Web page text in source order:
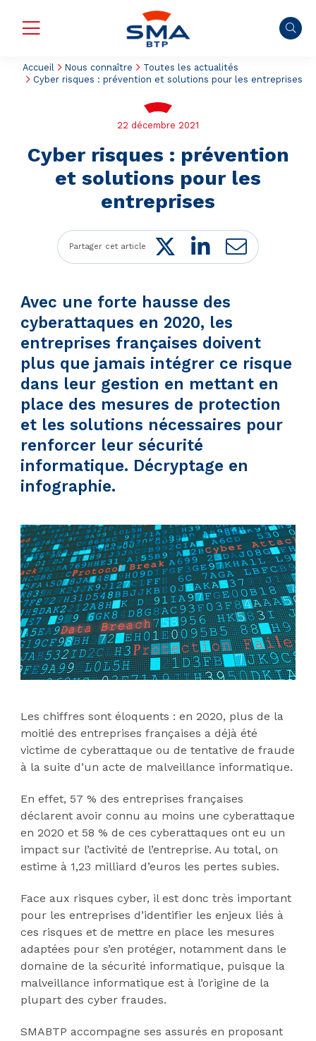
Accueil Nous connaître
Toutes les actualités
Cyber risques : prévention et solutions pour les entreprises
22 décembre 2021
Cyber risques : prévention
et solutions pour les
entreprises
Partager cet article Twitter
LinkedIn
Mail
Avec une forte hausse des
cyberattaques en 2020, les
entreprises françaises doivent
plus que jamais intégrer ce risque
dans leur gestion en mettant en
place des mesures de protection
et les solutions nécessaires pour
renforcer leur sécurité
informatique. Décryptage en
infographie.
Les chiffres sont éloquents : en 2020, plus de la
moitié des entreprises françaises a déjà été
victime de cyberattaque ou de tentative de fraude
à la suite d’un acte de malveillance informatique.
En effet, 57 % des entreprises françaises
déclarent avoir connu au moins une cyberattaque
en 2020 et 58 % de ces cyberattaques ont eu un
impact sur l’activité de l’entreprise. Au total, on
estime à 1,23 milliard d’euros les pertes subies.
Face aux risques cyber, il est donc très important
pour les entreprises d’identifier les enjeux liés à
ces risques et de mettre en place les mesures
adaptées pour s’en protéger, notamment dans le
domaine de la sécurité informatique, puisque la
malveillance informatique est à l’origine de la
plupart des cyber fraudes.
SMABTP accompagne ses assurés en proposant